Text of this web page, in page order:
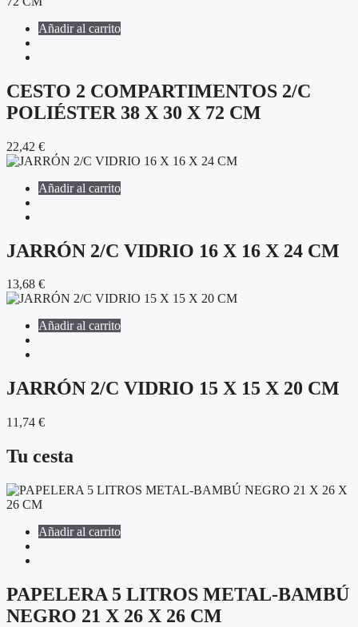
Añadir al carrito
CESTO 2 COMPARTIMENTOS 2/C
POLIÉSTER 38 X 30 X 72 CM
22,42 €
Añadir al carrito
JARRÓN 2/C VIDRIO 16 X 16 X 24 CM
13,68 €
Añadir al carrito
JARRÓN 2/C VIDRIO 15 X 15 X 20 CM
11,74 €
Tu cesta
Añadir al carrito
PAPELERA 5 LITROS METAL-BAMBÚ
NEGRO 21 X 26 X 26 CM